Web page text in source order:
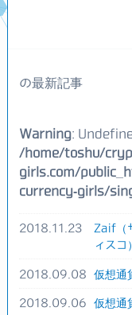
の最新記事
Warning:
/home/toshu/
girls.com/
currency-girls/
2018.11.23
Zaif（
ィスコ
2018.09.08 仮想通
2018.09.06 仮想通